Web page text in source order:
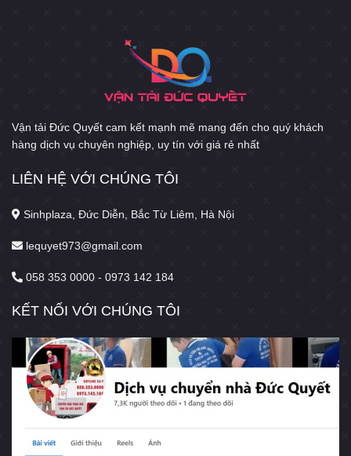
Vận tải Đức Quyết cam kết mạnh mẽ mang đến cho quý khách
hàng dịch vụ chuyên nghiệp, uy tín với giá rẻ nhất
LIÊN HỆ VỚI CHÚNG TÔI
Sinhplaza, Đức Diễn, Bắc Từ Liêm, Hà Nội
lequyet973@gmail.com
058 353 0000 - 0973 142 184
KẾT NỐI VỚI CHÚNG TÔI